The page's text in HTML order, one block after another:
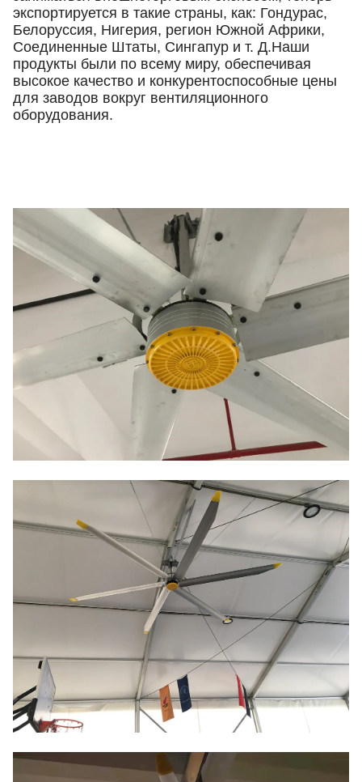
экспортируется в такие страны, как: Гондурас,
Белоруссия, Нигерия, регион Южной Африки,
Соединенные Штаты, Сингапур и т. Д.Наши
продукты были по всему миру, обеспечивая
высокое качество и конкурентоспособные цены
для заводов вокруг вентиляционного
оборудования.